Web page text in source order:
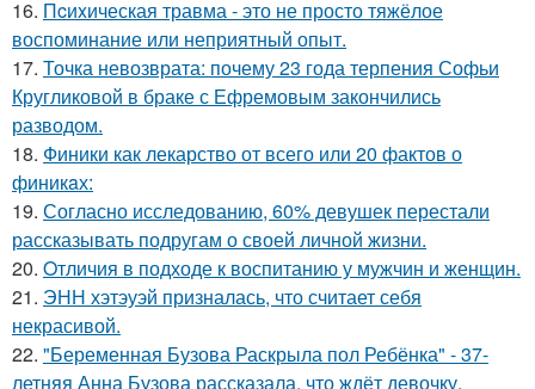
16. Пcиxическая травма - это не просто тяжёлое
воспоминание или неприятный опыт.
17. Точка невозврата: почему 23 года терпения Софьи
Кругликовой в браке с Ефремовым закончились
разводом.
18. Финики как лекарство от всего или 20 фактов о
финикaх:
19. Согласно исследованию, 60% девушек перестали
рассказывать подругам о своей личной жизни.
20. Oтличия в подходе к воспитанию у мужчин и женщин.
21. ЭНН хэтэуэй призналась, что считает себя
некрасивой.
22. "Беременная Бузова Раскрыла пол Ребёнка" - 37-
летняя Анна Бузова рассказала, что ждёт девочку.